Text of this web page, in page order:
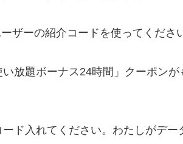
ザーの紹介コードを使ってくださ
放題ボーナス24時間」クーポンが
ド入れてください。わたしがデー